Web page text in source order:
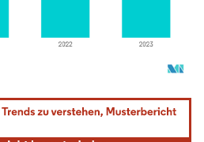
erfordert Namensnennung gemäß